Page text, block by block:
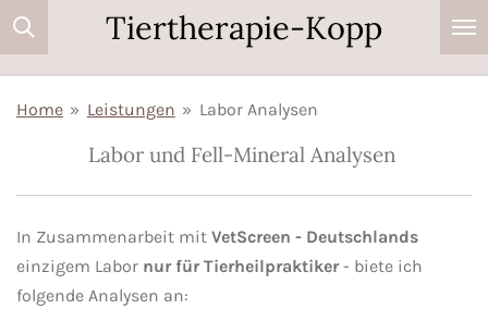
Zum
Hauptinhalt
Tiertherapie-Kopp
Home » Leistungen » Labor Analysen
Labor und Fell-Mineral Analysen
In Zusammenarbeit mit VetScreen - Deutschlands
einzigem Labor nur für Tierheilpraktiker - biete ich
folgende Analysen an: